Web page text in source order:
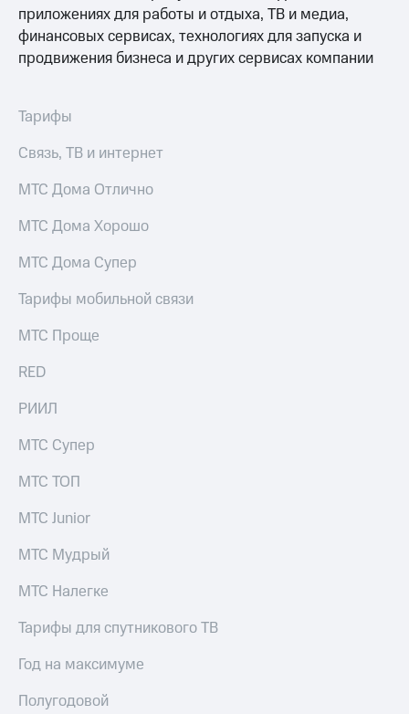
приложениях для работы и отдыха, ТВ и медиа,
финансовых сервисах, технологиях для запуска и
продвижения бизнеса и других сервисах компании
Тарифы
Связь, ТВ и интернет
МТС Дома Отлично
МТС Дома Хорошо
МТС Дома Супер
Тарифы мобильной связи
МТС Проще
RED
РИИЛ
МТС Супер
МТС ТОП
МТС Junior
МТС Мудрый
МТС Налегке
Тарифы для спутникового ТВ
Год на максимуме
Полугодовой